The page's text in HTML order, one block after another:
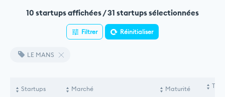
10 startups affichées / 31 startups sélectionnées
Filtrer Réinitialiser
LE MANS
Startups Marché Maturité